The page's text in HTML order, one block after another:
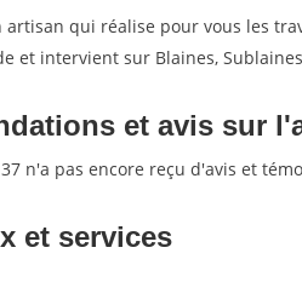
qui réalise pour vous les
et intervient sur Blaines,
et avis sur
n'a pas encore reçu d'avis et
et services